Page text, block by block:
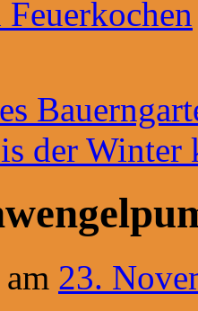
der
23.